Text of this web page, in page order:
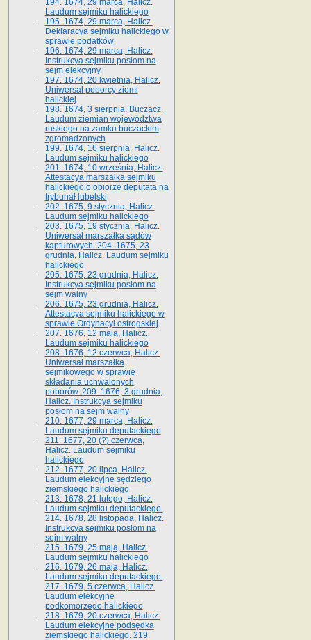
194. 1674, 29 marca, Halicz.
Laudum sejmiku halickiego
195. 1674, 29 marca, Halicz.
Deklaracya sejmiku halickiego w
sprawie podatków
196. 1674, 29 marca, Halicz.
Instrukcya sejmiku posłom na
sejm elekcyjny
197. 1674, 20 kwietnia, Halicz.
Uniwersał poborcy ziemi
halickiej
198. 1674, 3 sierpnia, Buczacz.
Laudum ziemian województwa
ruskiego na zamku buczackim
zgromadzonych
199. 1674, 16 sierpnia, Halicz.
Laudum sejmiku halickiego
201. 1674, 10 września, Halicz.
Attestacya marszałka sejmiku
halickiego o obiorze deputata na
trybunał lubelski
202. 1675, 9 stycznia, Halicz.
Laudum sejmiku halickiego
203. 1675, 19 stycznia, Halicz.
Uniwersał marszałka sądów
kapturowych. 204. 1675, 23
grudnia, Halicz. Laudum sejmiku
halickiego
205. 1675, 23 grudnia, Halicz.
Instrukcya sejmiku posłom na
sejm walny
206. 1675, 23 grudnia, Halicz.
Attestacya sejmiku halickiego w
sprawie Ordynacyi ostrogskiej
207. 1676, 12 maja, Halicz.
Laudum sejmiku halickiego
208. 1676, 12 czerwca, Halicz.
Uniwersał marszałka
sejmikowego w sprawie
składania uchwalonych
poborów. 209. 1676, 3 grudnia,
Halicz. Instrukcya sejmiku
posłom na sejm walny
210. 1677, 29 marca, Halicz.
Laudum sejmiku deputackiego
211. 1677, 20 (?) czerwca,
Halicz. Laudum sejmiku
halickiego
212. 1677, 20 lipca, Halicz.
Laudum elekcyjne sędziego
ziemskiego halickiego
213. 1678, 21 lutego, Halicz.
Laudum sejmiku deputackiego.
214. 1678, 28 listopada, Halicz.
Instrukcya sejmiku posłom na
sejm walny
215. 1679, 25 maja, Halicz.
Laudum sejmiku halickiego
216. 1679, 26 maja, Halicz.
Laudum sejmiku deputackiego.
217. 1679, 5 czerwca, Halicz.
Laudum elekcyjne
podkomorzego halickiego
218. 1679, 20 czerwca, Halicz.
Laudum elekcyjne podsędka
ziemskiego halickiego. 219.